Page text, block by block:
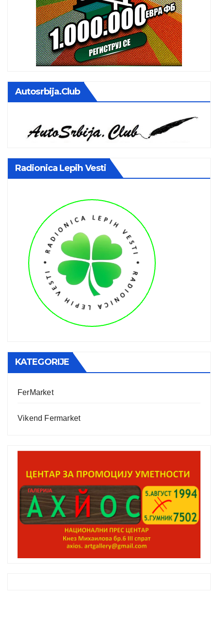
Autosrbija.club
Radionica Lepih Vesti
KATEGORIJE
FerMarket
Vikend Fermarket